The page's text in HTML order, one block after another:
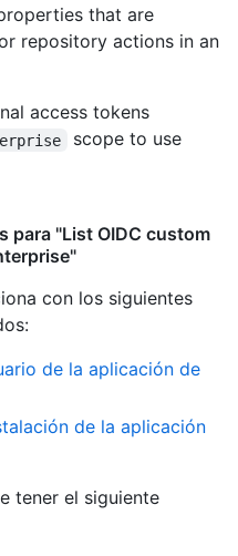
that are
repository actions in an
access tokens
scope to use
para "List OIDC custom
con los siguientes
:
de la aplicación de
de la aplicación
tener el siguiente